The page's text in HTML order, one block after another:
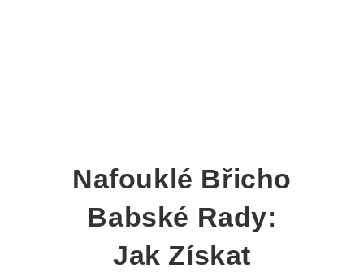
Nafouklé Břicho
Babské Rady:
Jak Získat